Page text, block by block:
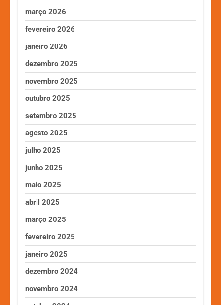
março 2026
fevereiro 2026
janeiro 2026
dezembro 2025
novembro 2025
outubro 2025
setembro 2025
agosto 2025
julho 2025
junho 2025
maio 2025
abril 2025
março 2025
fevereiro 2025
janeiro 2025
dezembro 2024
novembro 2024